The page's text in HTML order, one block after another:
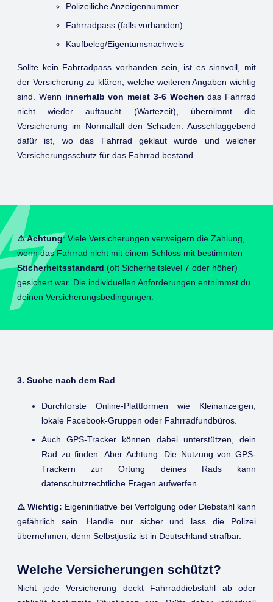
Polizeiliche Anzeigennummer
Fahrradpass (falls vorhanden)
Kaufbeleg/Eigentumsnachweis
Sollte kein Fahrradpass vorhanden sein, ist es sinnvoll, mit
der Versicherung zu klären, welche weiteren Angaben wichtig
sind. Wenn innerhalb von meist 3-6 Wochen das Fahrrad
nicht wieder auftaucht (Wartezeit), übernimmt die
Versicherung im Normalfall den Schaden. Ausschlaggebend
dafür ist, wo das Fahrrad geklaut wurde und welcher
Versicherungsschutz für das Fahrrad bestand.
⚠️ Achtung: Viele Versicherungen verweigern die Zahlung,
wenn das Fahrrad nicht mit einem Schloss mit bestimmten
Sticherheitsstandard (oft Sicherheitslevel 7 oder höher)
gesichert war. Die individuellen Anforderungen entnimmst du
deinen Versicherungsbedingungen.
3. Suche nach dem Rad
Durchforste
Online-Plattformen wie Kleinanzeigen,
lokale Facebook-Gruppen oder Fahrradfundbüros.
Auch GPS-Tracker können dabei unterstützen, dein
Rad zu finden. Aber Achtung: Die Nutzung von GPS-
Trackern zur Ortung deines Rads kann
datenschutzrechtliche Fragen aufwerfen.
⚠️ Wichtig: Eigeninitiative bei Verfolgung oder Diebstahl kann
gefährlich sein. Handle nur sicher und lass die Polizei
übernehmen, denn Selbstjustiz ist in Deutschland strafbar.
Welche Versicherungen schützt?
Nicht jede Versicherung deckt Fahrraddiebstahl ab oder